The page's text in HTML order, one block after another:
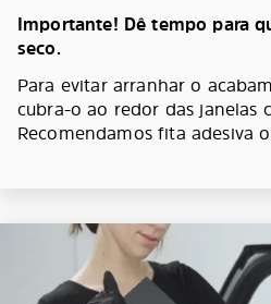
Importante! Dê tempo para
seco.
Para evitar arranhar o
cubra-o ao redor das janelas
Recomendamos fita adesiva